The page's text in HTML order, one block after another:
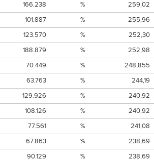
166.238 %
259,02
101.887 %
255,96
123.570 %
252,30
188.879 %
252,98
70.449 %
248,855
63.763 %
244,19
129.926 %
240,92
108.126 %
240,92
77.561 %
241,08
67.863 %
238,69
90.129 %
238,69